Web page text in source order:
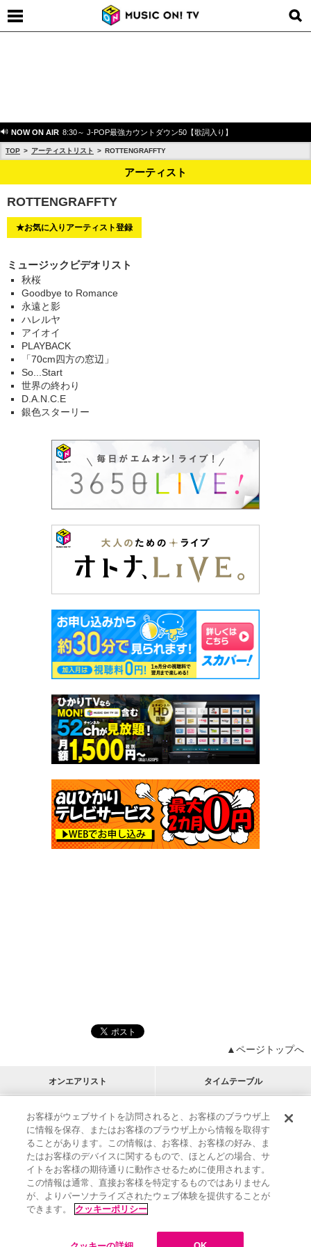
NOW ON AIR 8:30～ J-POP最強カウントダウン50【歌詞入り】
TOP アーティストリスト ROTTENGRAFFTY
アーティスト
ROTTENGRAFFTY
★お気に入りアーティスト登録
ミュージックビデオリスト
秋桜
Goodbye to Romance
永遠と影
ハレルヤ
アイオイ
PLAYBACK
「70cm四方の窓辺」
So...Start
世界の終わり
D.A.N.C.E
銀色スターリー
▲ページトップへ
オンエアリスト タイムテーブル
プログラムリスト チャート
アーティストリスト
M-ON!
RECOMMEND
リクエスト
インフォメーション | プレゼント&ご招待
MUSIC ON! TV（エムオン!）とは？ | サポート
サイト案内
| エムオン!友の会 | クッキーの詳細
お客様がウェブサイトを訪問されると、お客様のブラウザ上
に情報を保存、またはお客様のブラウザ上から情報を取得す
ることがあります。この情報は、お客様、お客様の好み、ま
たはお客様のデバイスに関するもので、ほとんどの場合、サ
イトをお客様の期待通りに動作させるために使用されます。
この情報は通常、直接お客様を特定するものではありません
が、よりパーソナライズされたウェブ体験を提供することが
できます。
クッキーポリシー